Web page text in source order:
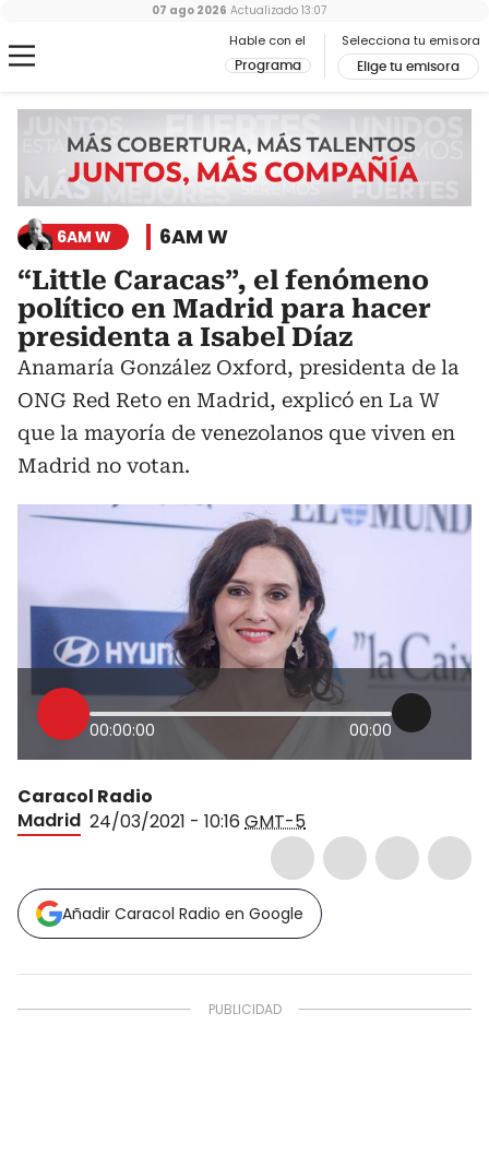
Hable con el
Programa
Selecciona tu emisora
Elige tu emisora
07 ago 2026 Actualizado 13:07
6AM W 6AM W
“Little Caracas”, el fenómeno
político en Madrid para hacer
presidenta a Isabel Díaz
Anamaría González Oxford, presidenta de la
ONG Red Reto en Madrid, explicó en La W
que la mayoría de venezolanos que viven en
Madrid no votan.
00:00:00 00:00
Caracol Radio
Madrid 24/03/2021 - 10:16 GMT-5
Añadir Caracol Radio en Google